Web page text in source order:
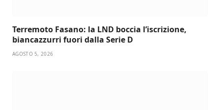
Terremoto Fasano: la LND boccia l’iscrizione,
biancazzurri fuori dalla Serie D
AGOSTO 5, 2026